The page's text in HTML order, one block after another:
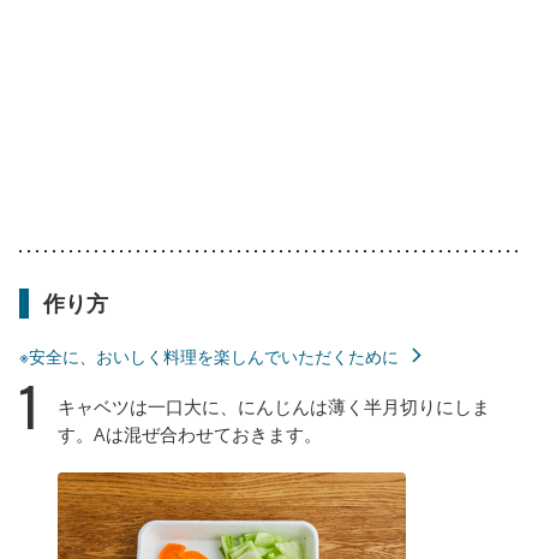
作り方
※安全に、おいしく料理を楽しんでいただくために
1
キャベツは一口大に、にんじんは薄く半月切りにしま
す。Aは混ぜ合わせておきます。